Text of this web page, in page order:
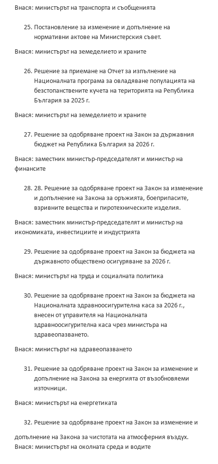
Внася: министърът на транспорта и съобщенията
Постановление за изменение и допълнение на
нормативни актове на Министерския съвет.
Внася: министърът на земеделието и храните
Решение за приемане на Отчет за изпълнение на
Националната програма за овладяване популацията на
безстопанствените кучета на територията на Република
България за 2025 г.
Внася: министърът на земеделието и храните
Решение за одобряване проект на Закон за държавния
бюджет на Република България за 2026 г.
Внася: заместник министър-председателят и министър на
финансите
28. Решение за одобряване проект на Закон за изменение
и допълнение на Закона за оръжията, боеприпасите,
взривните вещества и пиротехническите изделия.
Внася: заместник министър-председателят и министър на
икономиката, инвестициите и индустрията
Решение за одобряване проект на Закон за бюджета на
държавното обществено осигуряване за 2026 г.
Внася: министърът на труда и социалната политика
Решение за одобряване проект на Закон за бюджета на
Националната здравноосигурителна каса за 2026 г.,
внесен от управителя на Националната
здравноосигурителна каса чрез министъра на
здравеопазването.
Внася: министърът на здравеопазването
Решение за одобряване проект на Закон за изменение и
допълнение на Закона за енергията от възобновяеми
източници.
Внася: министърът на енергетиката
Решение за одобряване проект на Закон за изменение и
допълнение на Закона за чистотата на атмосферния въздух.
Внася: министърът на околната среда и водите